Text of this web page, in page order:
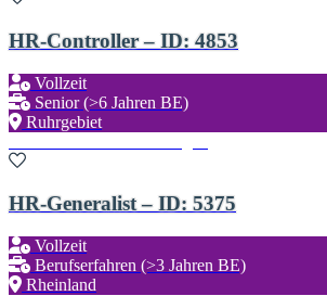
HR-Controller – ID: 4853
Vollzeit
Senior (>6 Jahren BE)
Ruhrgebiet
HR-Generalist – ID: 5375
Vollzeit
Berufserfahren (>3 Jahren BE)
Rheinland